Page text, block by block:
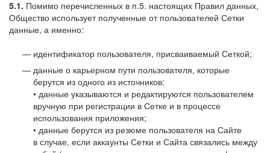
5.1. Помимо перечисленных в п.5. настоящих Правил данных,
Общество использует полученные от пользователей Сетки
данные, а именно:
идентификатор пользователя, присваиваемый Сеткой;
данные о карьерном пути пользователя, которые
берутся из одного из источников:
• данные указываются и редактируются пользователем
вручную при регистрации в Сетке и в процессе
использования приложения;
• данные берутся из резюме пользователя на Сайте
в случае, если аккаунты Сетки и Сайта связались между